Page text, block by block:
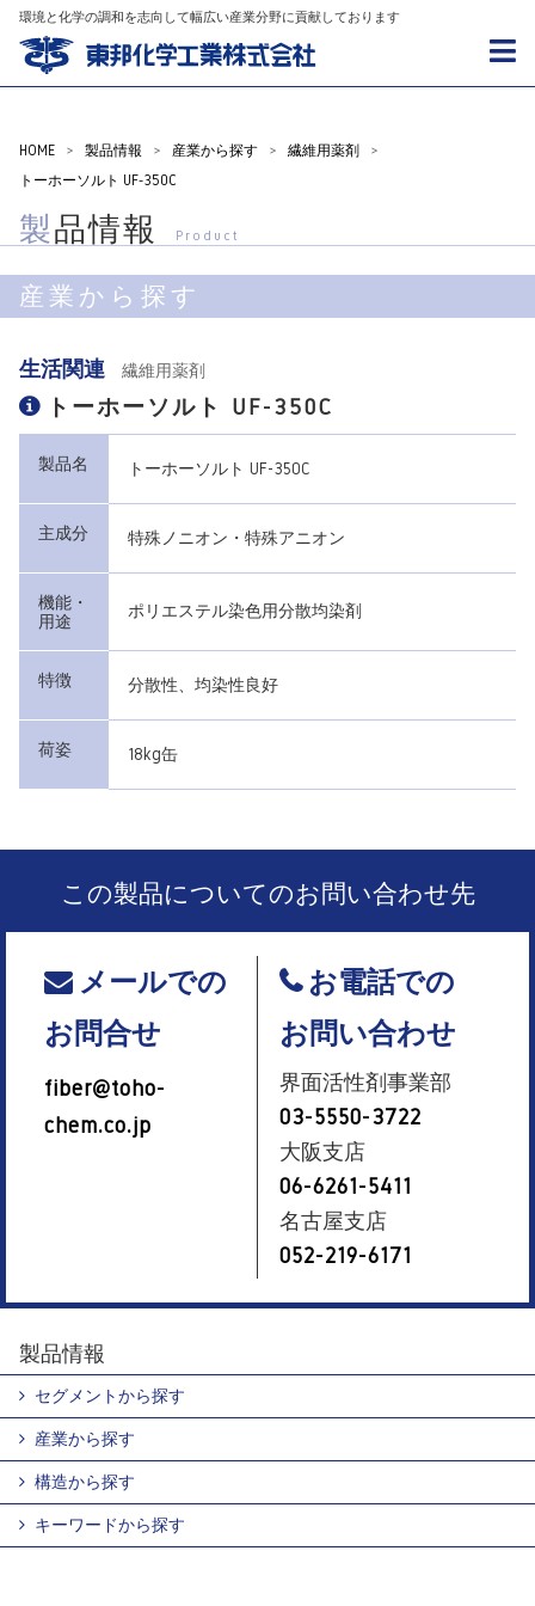
環境と化学の調和を志向して幅広い産業分野に貢献しております
HOME > 製品情報 > 産業から探す > 繊維用薬剤
>
トーホーソルト UF-350C
製品情報 Product
産業から探す
生活関連 繊維用薬剤
トーホーソルト UF-350C
製品名 トーホーソルト UF-350C
主成分 特殊ノニオン・特殊アニオン
機能・
用途
ポリエステル染色用分散均染剤
特徴 分散性、均染性良好
荷姿 18kg缶
この製品についてのお問い合わせ先
メールでの
お問合せ
fiber@toho-
chem.co.jp
お電話での
お問い合わせ
界面活性剤事業部
03-5550-3722
大阪支店
06-6261-5411
名古屋支店
052-219-6171
製品情報
セグメントから探す
産業から探す
構造から探す
キーワードから探す